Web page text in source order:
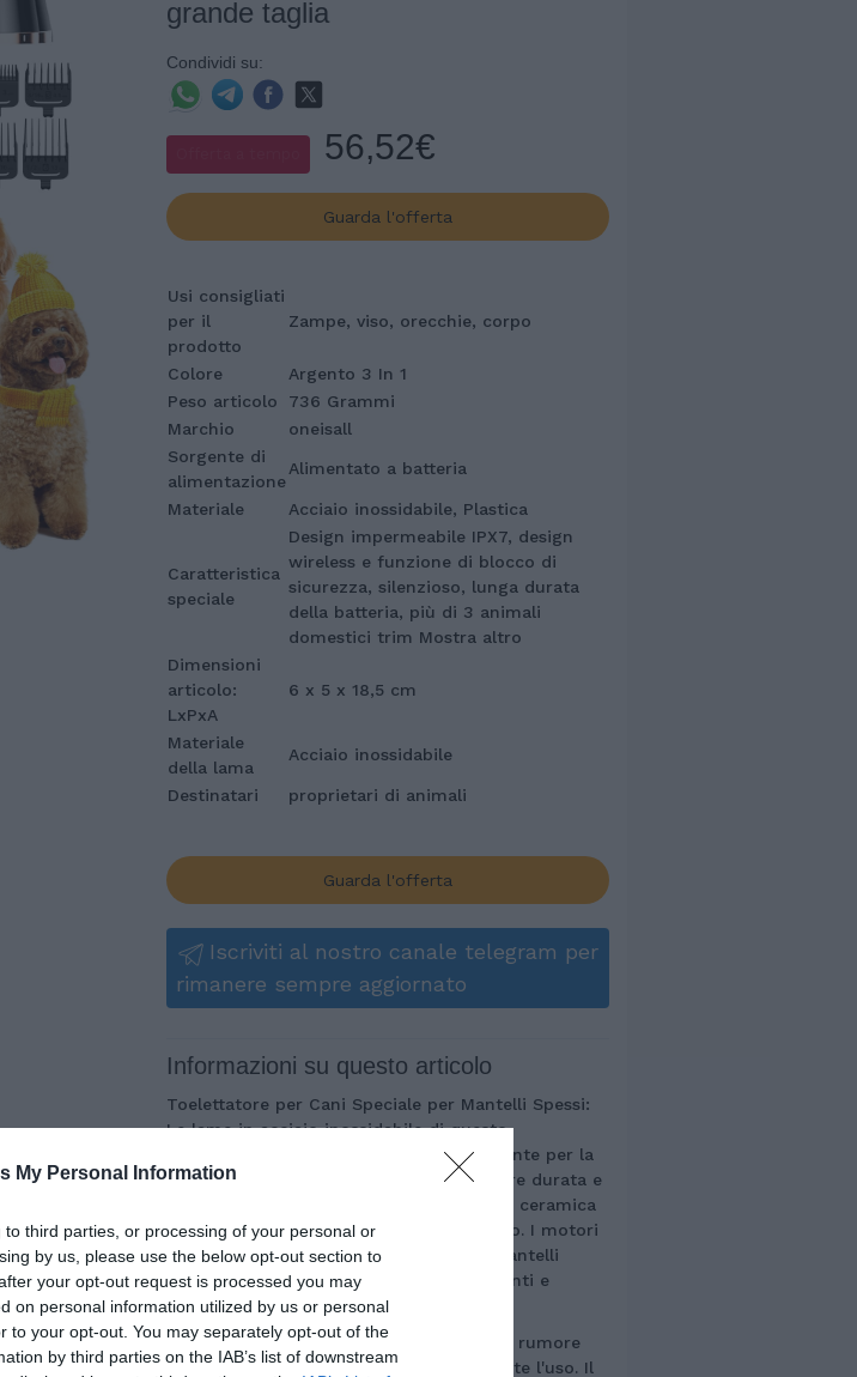
My Personal Information
third parties, or processing of your personal or
by us, please use the below opt-out section to
your opt-out request is processed you may
on personal information utilized by us or personal
to your opt-out. You may separately opt-out of the
by third parties on the IAB’s list of downstream
grande taglia
Condividi su:
56,52€
Guarda l'offerta
Usi consigliati
per il
prodotto
Zampe, viso, orecchie, corpo
Colore
Argento 3 In 1
Peso articolo
736 Grammi
Marchio
oneisall
Sorgente di
alimentazione
Alimentato a batteria
Materiale Acciaio inossidabile, Plastica
Caratteristica
speciale
Design impermeabile IPX7, design
wireless e funzione di blocco di
sicurezza, silenzioso, lunga durata
della batteria, più di 3 animali
domestici trim Mostra altro
Dimensioni
articolo:
LxPxA
6 x 5 x 18,5 cm
Materiale
della lama
Acciaio inossidabile
Destinatari proprietari di animali
Guarda l'offerta
Iscriviti al nostro canale telegram per
rimanere sempre aggiornato
Informazioni su questo articolo
Toelettatore per Cani Speciale per Mantelli Spessi:
Le lame in acciaio inossidabile di questo
toelettatore sono progettate specificamente per la
cura di mantelli spessi, offrendo maggiore durata e
prestazioni superiori rispetto alle lame in ceramica
quando si lavora su pelo folto e annodato. I motori
da 6800 giri/min sono più efficaci sui mantelli
spessi, riducono il rischio di strattonamenti e
garantiscono una rasatura rapida.
Design Silenzioso e a Bassa Vibrazione: Il rumore
del toelettatore è inferiore a 55 dB durante l'uso. Il